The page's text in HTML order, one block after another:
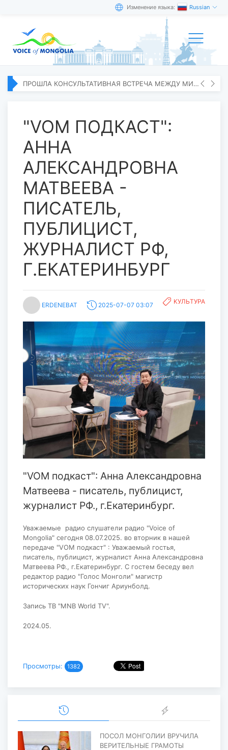
Изменение языка: Russian
ПРОШЛА КОНСУЛЬТАТИВНАЯ ВСТРЕЧА МЕЖДУ МИД МОНГОЛИИ И ЯПОНИИ
"VOM ПОДКАСТ":
АННА
АЛЕКСАНДРОВНА
МАТВЕЕВА -
ПИСАТЕЛЬ,
ПУБЛИЦИСТ,
ЖУРНАЛИСТ РФ,
Г.ЕКАТЕРИНБУРГ
ERDENEBAT 2025-07-07 03:07 KУЛЬТУРА
"VOM подкаст": Анна Александровна
Матвеева - писатель, публицист,
журналист РФ., г.Екатеринбург.
Уважаемые радио слушатели радио "Voice of
Mongolia" сегодня 08.07.2025. во вторник в нашей
передаче "VOM подкаст" : Уважаемый гостья,
писатель, публицист, журналист Анна Александровна
Матвеева РФ., г.Екатеринбург. С гостем беседу вел
редактор радио "Голос Монголи" магистр
исторических наук Гончиг Ариунболд.
Запись ТВ "MNB World TV".
2024.05.
Просмотры: 1382
ПОСОЛ МОНГОЛИИ ВРУЧИЛА
ВЕРИТЕЛЬНЫЕ ГРАМОТЫ